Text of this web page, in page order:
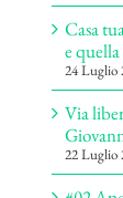
Casa
e
24 Luglio
Via
22 Luglio